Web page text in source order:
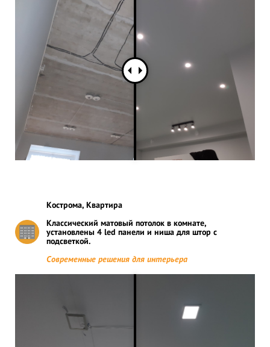
Кострома, Квартира
Классический матовый потолок в комнате,
установлены 4 led панели и ниша для штор с
подсветкой.
Современные решения для интерьера